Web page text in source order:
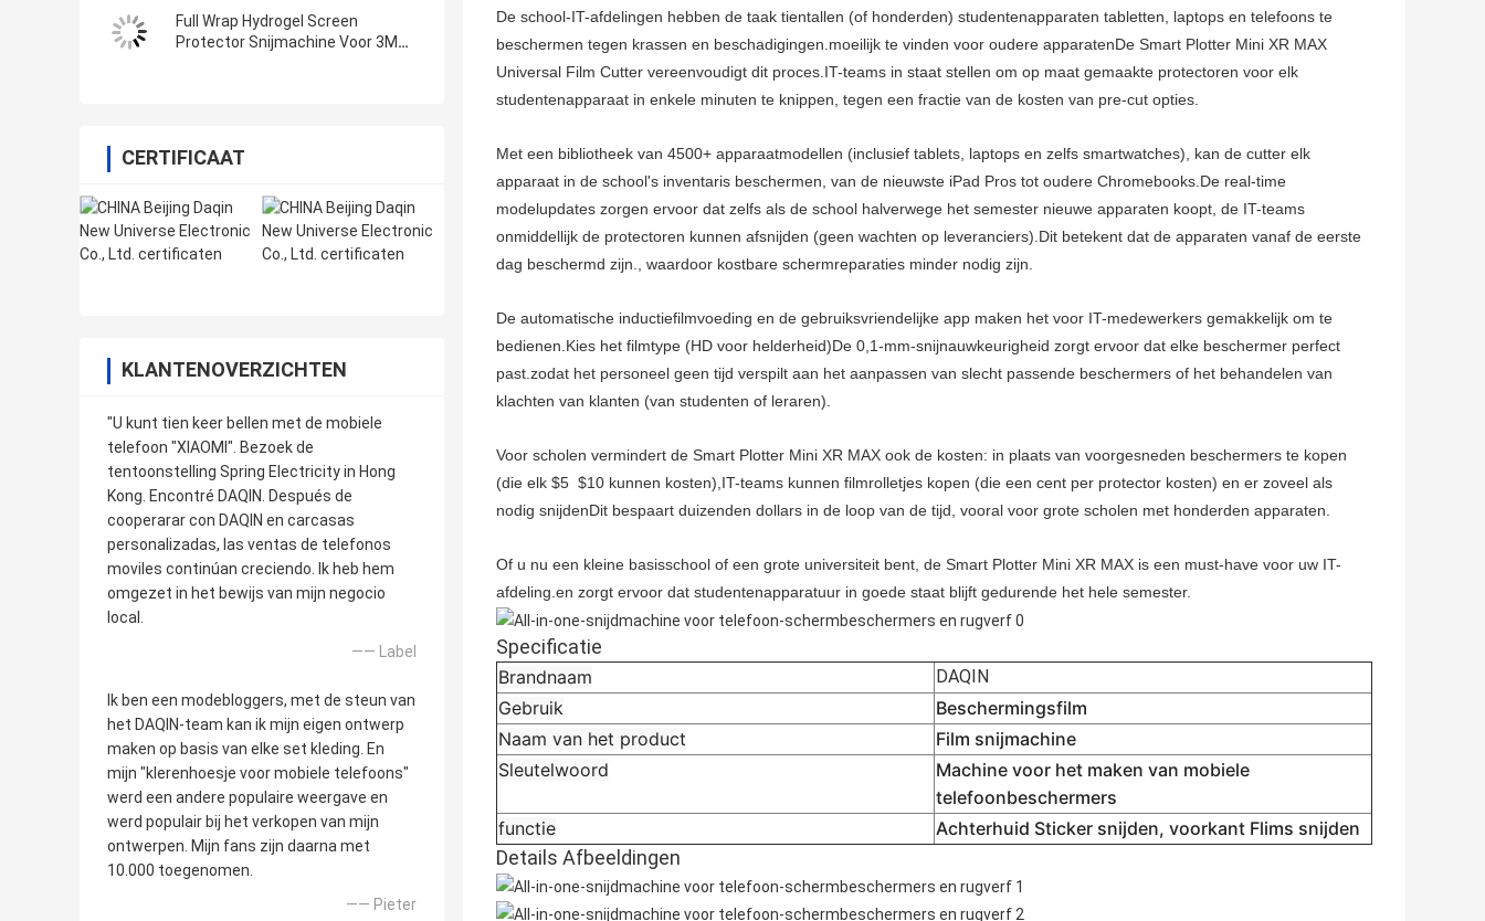
Full Wrap Hydrogel Screen
Protector Snijmachine Voor 3M
CERTIFICAAT
KLANTENOVERZICHTEN
"U kunt tien keer bellen met de mobiele
telefoon "XIAOMI". Bezoek de
tentoonstelling Spring Electricity in Hong
Kong. Encontré DAQIN. Después de
cooperarar con DAQIN en carcasas
personalizadas, las ventas de telefonos
moviles continúan creciendo. Ik heb hem
omgezet in het bewijs van mijn negocio
local.
—— Label
Ik ben een modebloggers, met de steun van
het DAQIN-team kan ik mijn eigen ontwerp
maken op basis van elke set kleding. En
mijn "klerenhoesje voor mobiele telefoons"
werd een andere populaire weergave en
werd populair bij het verkopen van mijn
ontwerpen. Mijn fans zijn daarna met
10.000 toegenomen.
—— Pieter
De school-IT-afdelingen hebben de taak tientallen (of honderden) studentenapparaten tabletten, laptops en telefoons te
beschermen tegen krassen en beschadigingen.moeilijk te vinden voor oudere apparatenDe Smart Plotter Mini XR MAX
Universal Film Cutter vereenvoudigt dit proces.IT-teams in staat stellen om op maat gemaakte protectoren voor elk
studentenapparaat in enkele minuten te knippen, tegen een fractie van de kosten van pre-cut opties.
Met een bibliotheek van 4500+ apparaatmodellen (inclusief tablets, laptops en zelfs smartwatches), kan de cutter elk
apparaat in de school's inventaris beschermen, van de nieuwste iPad Pros tot oudere Chromebooks.De real-time
modelupdates zorgen ervoor dat zelfs als de school halverwege het semester nieuwe apparaten koopt, de IT-teams
onmiddellijk de protectoren kunnen afsnijden (geen wachten op leveranciers).Dit betekent dat de apparaten vanaf de eerste
dag beschermd zijn., waardoor kostbare schermreparaties minder nodig zijn.
De automatische inductiefilmvoeding en de gebruiksvriendelijke app maken het voor IT-medewerkers gemakkelijk om te
bedienen.Kies het filmtype (HD voor helderheid)De 0,1-mm-snijnauwkeurigheid zorgt ervoor dat elke beschermer perfect
past.zodat het personeel geen tijd verspilt aan het aanpassen van slecht passende beschermers of het behandelen van
klachten van klanten (van studenten of leraren).
Voor scholen vermindert de Smart Plotter Mini XR MAX ook de kosten: in plaats van voorgesneden beschermers te kopen
(die elk $5  $10 kunnen kosten),IT-teams kunnen filmrolletjes kopen (die een cent per protector kosten) en er zoveel als
nodig snijdenDit bespaart duizenden dollars in de loop van de tijd, vooral voor grote scholen met honderden apparaten.
Of u nu een kleine basisschool of een grote universiteit bent, de Smart Plotter Mini XR MAX is een must-have voor uw IT-
afdeling.en zorgt ervoor dat studentenapparatuur in goede staat blijft gedurende het hele semester.
Specificatie
Brandnaam DAQIN
Gebruik
Beschermingsfilm
Naam van het product
Film snijmachine
Sleutelwoord
Machine voor het maken van mobiele
telefoonbeschermers
functie
Achterhuid Sticker snijden, voorkant Flims snijden
Details Afbeeldingen